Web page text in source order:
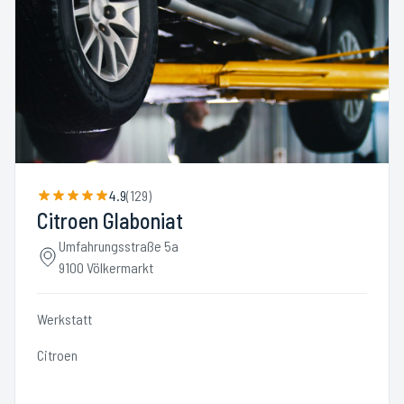
4.9(129)
Citroen Glaboniat
Umfahrungsstraße 5a
9100 Völkermarkt
Werkstatt
Citroen